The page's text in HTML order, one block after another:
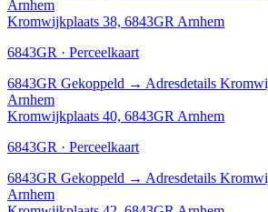
Arnhem
Kromwijkplaats 38, 6843GR Arnhem
6843GR · Perceelkaart
6843GR Gekoppeld → Adresdetails
Arnhem
Kromwijkplaats 40, 6843GR Arnhem
6843GR · Perceelkaart
6843GR Gekoppeld → Adresdetails
Arnhem